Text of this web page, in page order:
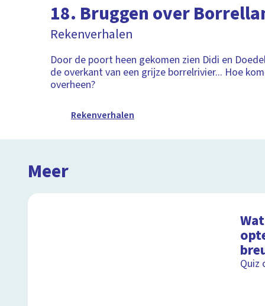
18. Bruggen over
Rekenverhalen
Door de poort heen gekomen zien Didi en
de overkant van een grijze borrelrivier... Hoe
overheen?
Rekenverhalen
Meer
Quiz